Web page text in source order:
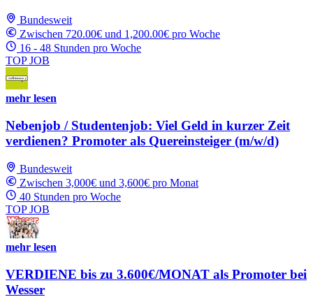
Bundesweit
Zwischen 720.00€ und 1,200.00€ pro Woche
16 - 48 Stunden pro Woche
TOP JOB
mehr lesen
Nebenjob / Studentenjob: Viel Geld in kurzer Zeit
verdienen? Promoter als Quereinsteiger (m/w/d)
Bundesweit
Zwischen 3,000€ und 3,600€ pro Monat
40 Stunden pro Woche
TOP JOB
mehr lesen
VERDIENE bis zu 3.600€/MONAT als Promoter bei
Wesser